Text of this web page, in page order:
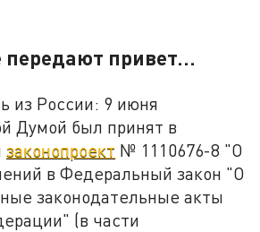
передают привет…
из России: 9 июня
Думой был принят в
законопроект № 1110676-8 "О
в Федеральный закон "О
законодательные акты
(в части